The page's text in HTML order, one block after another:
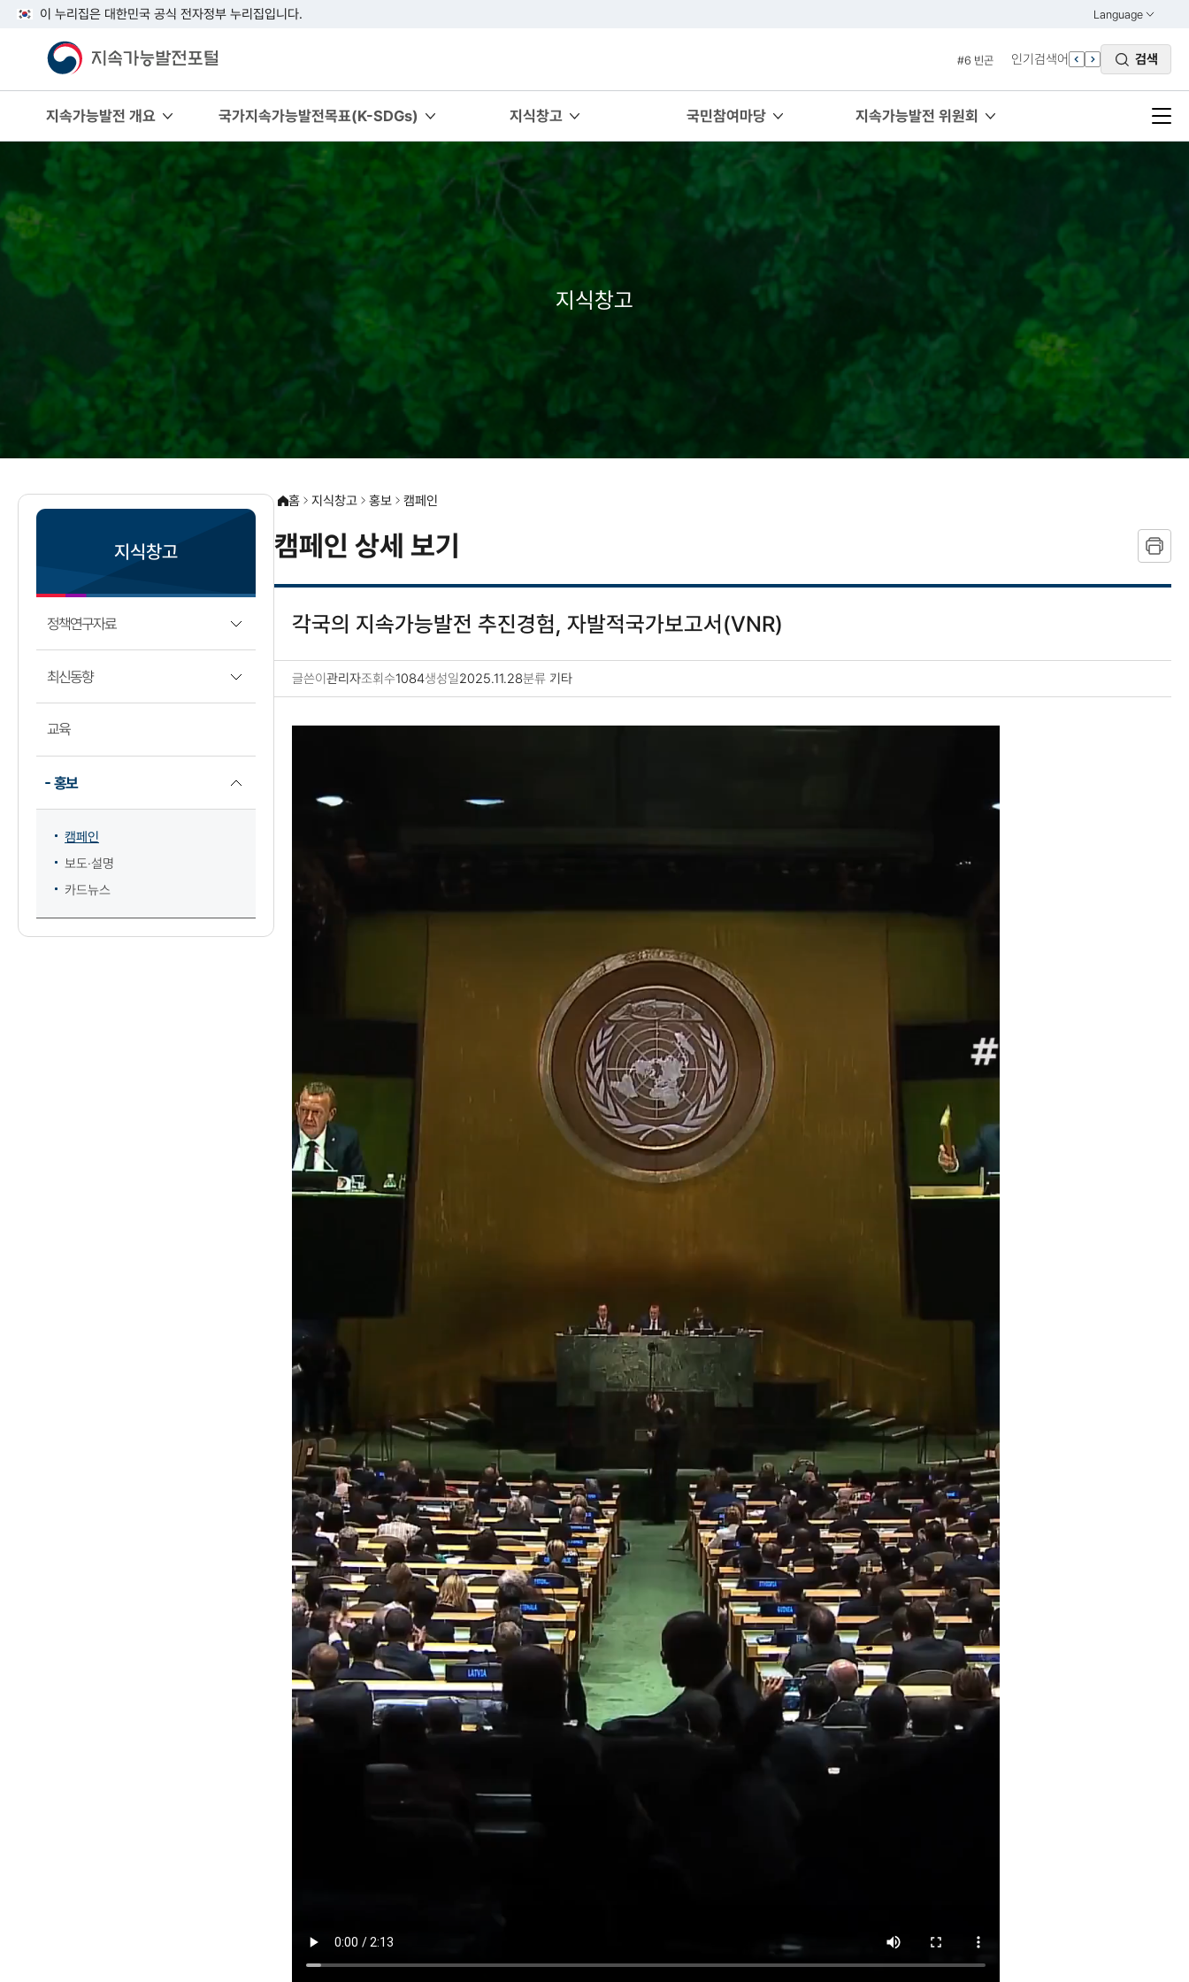
이 누리집은 대한민국 공식 전자정부 누리집입니다. Language
열기
ENGLISH
#6 빈곤
#1 경제
#2 환경
인기검색어 검색
지속가능발전 개요 국가지속가능발전목표(K-SDGs) 지식창고 국민참여마당 지속가능발전 위원회
지식창고
지식창고
정책연구자료
최신동향
교육
홍보
캠페인
보도·설명
카드뉴스
홈 지식창고 홍보 캠페인
캠페인 상세 보기
각국의 지속가능발전 추진경험, 자발적국가보고서(VNR)
글쓴이 관리자조회수1084생성일2025.11.28분류 기타